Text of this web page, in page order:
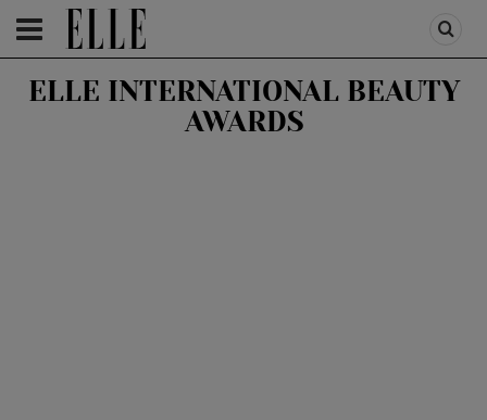
HOMEPAGE /BEAUTY
ELLE INTERNATIONAL BEAUTY
AWARDS